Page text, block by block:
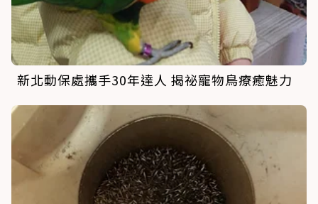
新北動保處攜手30年達人 揭祕寵物鳥療癒魅力